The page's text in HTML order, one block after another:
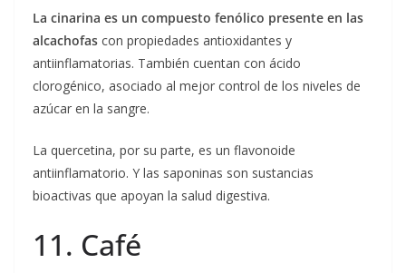
La cinarina es un compuesto fenólico presente en las
alcachofas con propiedades antioxidantes y
antiinflamatorias. También cuentan con ácido
clorogénico, asociado al mejor control de los niveles de
azúcar en la sangre.
La quercetina, por su parte, es un flavonoide
antiinflamatorio. Y las saponinas son sustancias
bioactivas que apoyan la salud digestiva.
11. Café